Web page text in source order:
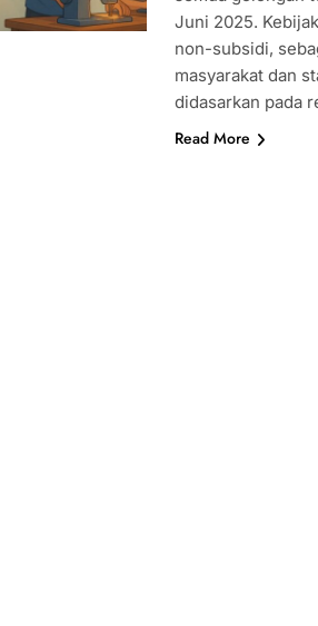
Juni 2025.
non-subsidi,
masyarakat dan
didasarkan pada
Read More